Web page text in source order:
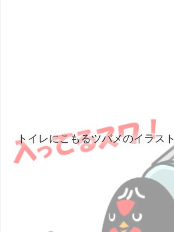
トイレにこもるツバメのイラスト